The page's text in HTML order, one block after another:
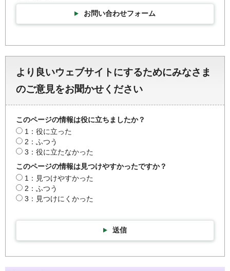
お問い合わせフォーム
より良いウェブサイトにするためにみなさま
のご意見をお聞かせください
このページの情報は役に立ちましたか？
1：役に立った
2：ふつう
3：役に立たなかった
このページの情報は見つけやすかったですか？
1：見つけやすかった
2：ふつう
3：見つけにくかった
送信